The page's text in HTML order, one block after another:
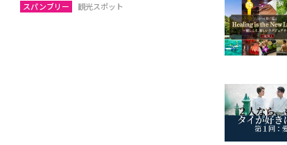
スパンブリー 観光スポット